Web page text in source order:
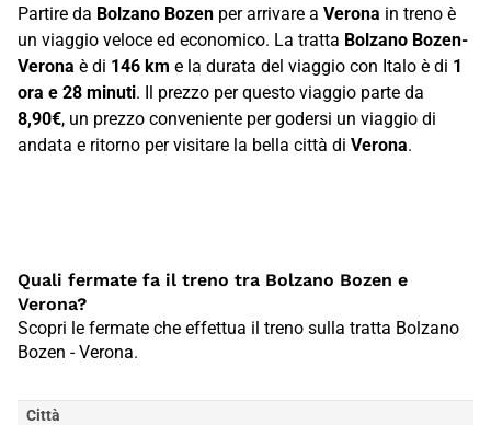
Partire da Bolzano Bozen per arrivare a Verona in treno è
un viaggio veloce ed economico. La tratta Bolzano Bozen-
Verona è di 146 km e la durata del viaggio con Italo è di 1
ora e 28 minuti. Il prezzo per questo viaggio parte da
8,90€, un prezzo conveniente per godersi un viaggio di
andata e ritorno per visitare la bella città di Verona.
Quali fermate fa il treno tra Bolzano Bozen e
Verona?
Scopri le fermate che effettua il treno sulla tratta Bolzano
Bozen - Verona.
Città